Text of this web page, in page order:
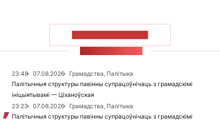
23:48 07.08.2026
Грамадства, Палітыка
Палітычныя структуры павінны супрацоўнічаць з грамадскімі
ініцыятывамі — Ціханоўская
23:23
07.08.2026
Грамадства, Палітыка
Палітычныя структуры павінны супрацоўнічаць з грамадскімі